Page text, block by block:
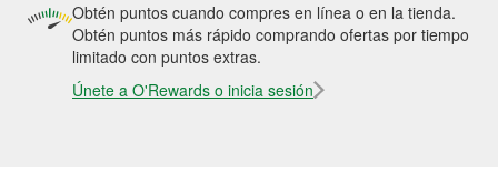
Obtén puntos cuando compres en línea o en la tienda.
Obtén puntos más rápido comprando ofertas por tiempo
limitado con puntos extras.
Únete a O'Rewards o inicia sesión